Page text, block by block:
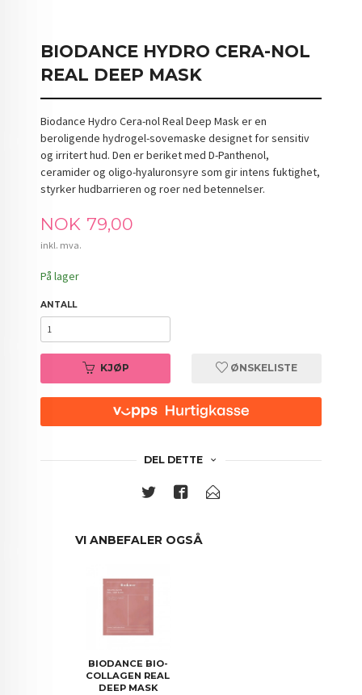
BIODANCE HYDRO CERA-NOL
REAL DEEP MASK
Biodance Hydro Cera-nol Real Deep Mask er en
beroligende hydrogel-sovemaske designet for sensitiv
og irritert hud. Den er beriket med D-Panthenol,
ceramider og oligo-hyaluronsyre som gir intens fuktighet,
styrker hudbarrieren og roer ned betennelser.
Pris
NOK 79,00
inkl. mva.
På lager
ANTALL
KJØP ØNSKELISTE
DEL DETTE
VI ANBEFALER OGSÅ
BIODANCE BIO-
COLLAGEN REAL
DEEP MASK